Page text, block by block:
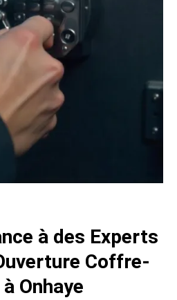
à des Experts
Coffre-
Onhaye